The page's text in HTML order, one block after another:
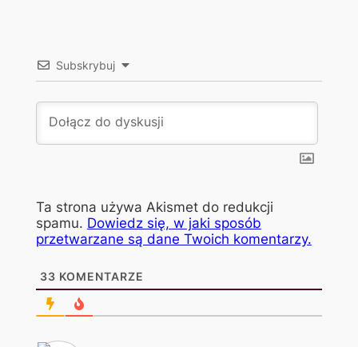
Subskrybuj
Ta strona używa Akismet do redukcji
spamu. Dowiedz się, w jaki sposób
przetwarzane są dane Twoich komentarzy.
33 KOMENTARZE